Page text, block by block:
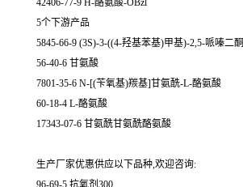
42406-77-9 H-酪氨酸-OBzl
5个下游产品
5845-66-9 (3S)-3-((4-羟基苯基)甲基)-2,5-哌嗪二酮
56-40-6 甘氨酸
7801-35-6 N-[(苄氧基)羰基]甘氨酰-L-酪氨酸
60-18-4 L-酪氨酸
17343-07-6 甘氨酰甘氨酰酪氨酸
生产厂家优惠供应以下品种,欢迎咨询:
96-69-5 抗氧剂300